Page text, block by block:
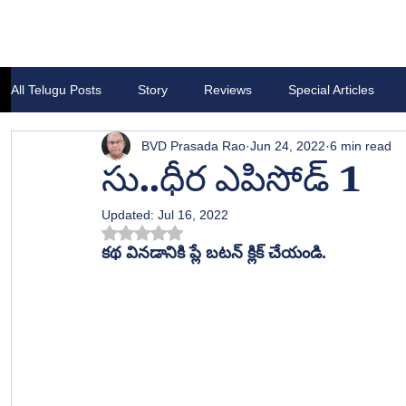
All Telugu Posts Story Reviews Special Articles
సు..ధీర ఎపిసోడ్ 1
BVD Prasada Rao Jun 24, 2022 6 min read
Updated: Jul 16, 2022
Rated NaN out of 5 stars.
కథ వినడానికి ప్లే బటన్ క్లిక్ చేయండి.